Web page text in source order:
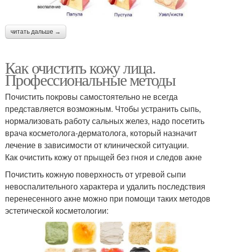
читать дальше →
Как очистить кожу лица.
Профессиональные методы
Почистить покровы самостоятельно не всегда
представляется возможным. Чтобы устранить сыпь,
нормализовать работу сальных желез, надо посетить
врача косметолога-дерматолога, который назначит
лечение в зависимости от клинической ситуации.
Как очистить кожу от прыщей без гноя и следов акне
Почистить кожную поверхность от угревой сыпи
невоспалительного характера и удалить последствия
перенесенного акне можно при помощи таких методов
эстетической косметологии: